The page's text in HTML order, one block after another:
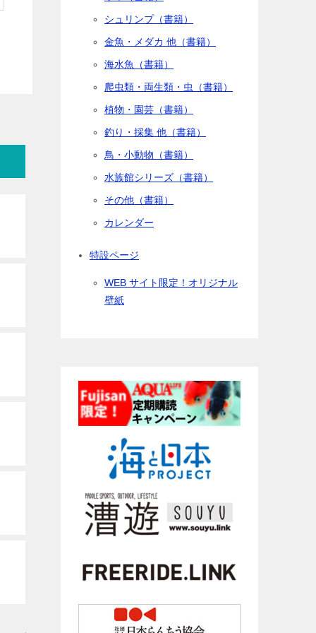
シュリンプ（書籍）
金魚・メダカ 他（書籍）
海水魚（書籍）
爬虫類・両生類・虫（書籍）
植物・園芸（書籍）
釣り・採集 他（書籍）
鳥・小動物（書籍）
水族館シリーズ（書籍）
その他（書籍）
カレンダー
特設ページ
WEB サイト限定！オリジナル
壁紙